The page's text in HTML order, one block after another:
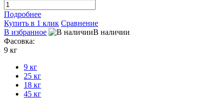
Подробнее
Купить в 1 клик Сравнение
В избранное
В наличии
Фасовка:
9 кг
9 кг
25 кг
18 кг
45 кг